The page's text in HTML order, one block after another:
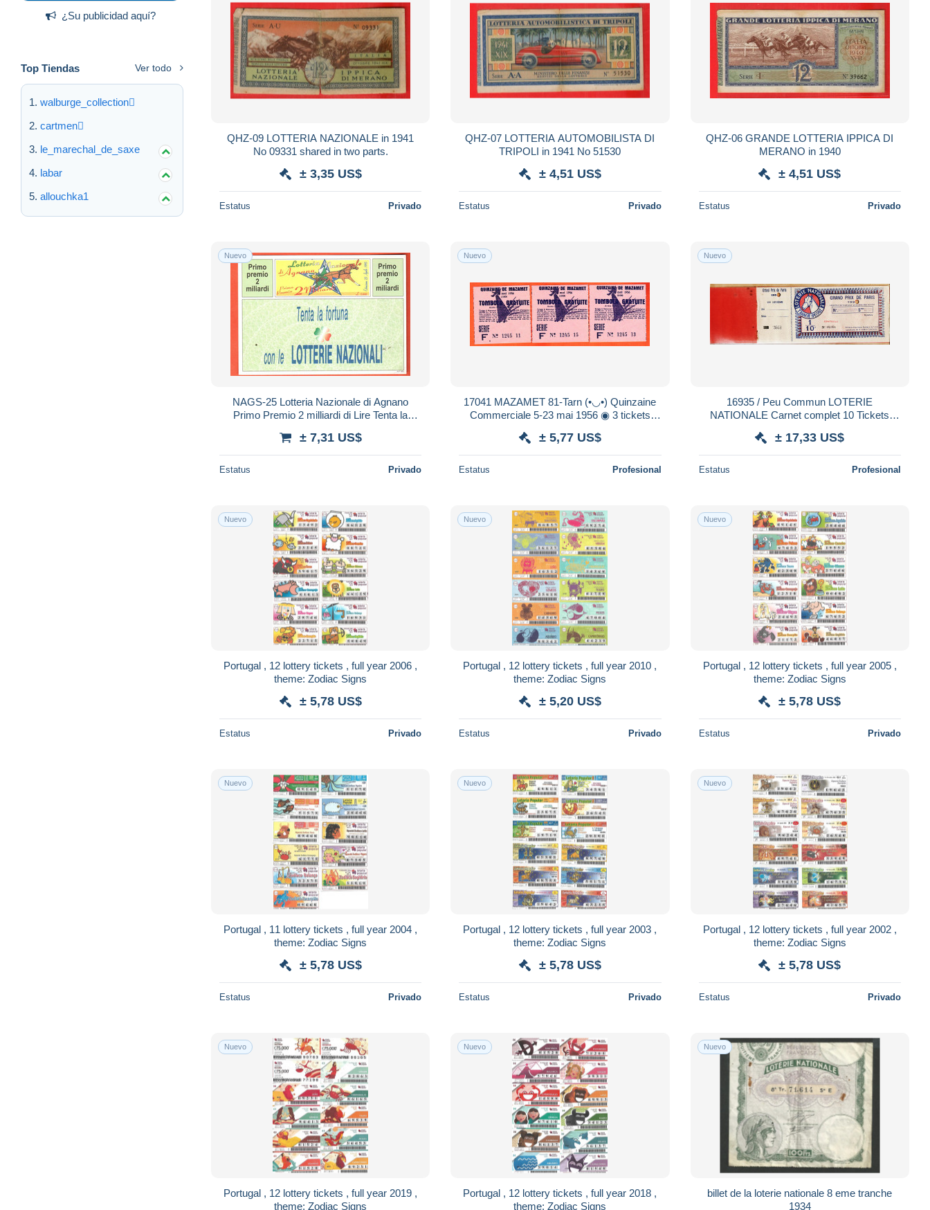
¿Su publicidad aquí?
Top Tiendas Ver todo
walburge_collection
cartmen
le_marechal_de_saxe
labar
allouchka1
QHZ-09 LOTTERIA NAZIONALE in 1941
No 09331 shared in two parts.
± 3,35 US$
Estatus Privado
QHZ-07 LOTTERIA AUTOMOBILISTA DI
TRIPOLI in 1941 No 51530
± 4,51 US$
Estatus Privado
QHZ-06 GRANDE LOTTERIA IPPICA DI
MERANO in 1940
± 4,51 US$
Estatus Privado
Nuevo
NAGS-25 Lotteria Nazionale di Agnano
Primo Premio 2 milliardi di Lire Tenta la
± 7,31 US$
Estatus Privado
Nuevo
17041 MAZAMET 81-Tarn (•◡•) Quinzaine
Commerciale 5-23 mai 1956 ◉ 3 tickets
± 5,77 US$
Estatus Profesional
Nuevo
16935 / Peu Commun LOTERIE
NATIONALE Carnet complet 10 Tickets
Spéciale Tiercé
± 17,33 US$
Estatus Profesional
Nuevo
Portugal , 12 lottery tickets , full year 2006 ,
theme: Zodiac Signs
± 5,78 US$
Estatus Privado
Nuevo
Portugal , 12 lottery tickets , full year 2010 ,
theme: Zodiac Signs
± 5,20 US$
Estatus Privado
Nuevo
Portugal , 12 lottery tickets , full year 2005 ,
theme: Zodiac Signs
± 5,78 US$
Estatus Privado
Nuevo
Portugal , 11 lottery tickets , full year 2004 ,
theme: Zodiac Signs
± 5,78 US$
Estatus Privado
Nuevo
Portugal , 12 lottery tickets , full year 2003 ,
theme: Zodiac Signs
± 5,78 US$
Estatus Privado
Nuevo
Portugal , 12 lottery tickets , full year 2002 ,
theme: Zodiac Signs
± 5,78 US$
Estatus Privado
Nuevo
Portugal , 12 lottery tickets , full year 2019 ,
theme: Zodiac Signs
Nuevo
Portugal , 12 lottery tickets , full year 2018 ,
theme: Zodiac Signs
Nuevo
billet de la loterie nationale 8 eme tranche
1934